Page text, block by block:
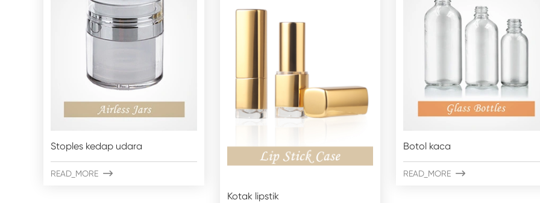
Stoples kedap udara
READ_MORE 
Kotak lipstik
Botol kaca
READ_MORE 